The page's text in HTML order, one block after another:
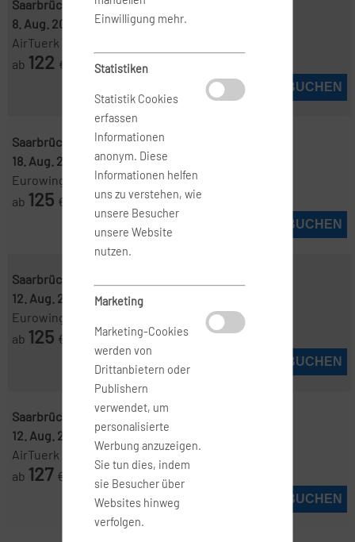
Saarbrücken ( SCN )-Mallorca ( PMI )
8. Aug. 2026
11. Aug. 2026
AirTuerk
ab 122 €
JETZT BUCHEN
Saarbrücken ( SCN )-Mallorca ( PMI )
18. Aug. 2026
19. Aug. 2026
Eurowings
ab 125 €
JETZT BUCHEN
Saarbrücken ( SCN )
12. Aug. 2026
19. Aug. 2026
Eurowings
ab 125 €
JETZT BUCHEN
Saarbrücken ( SCN )-Mallorca ( PMI )
12. Aug. 2026
19. Aug. 2026
AirTuerk
ab 127 €
JETZT BUCHEN
Einwilligung mehr.
Statistiken
Statistik Cookies
erfassen
Informationen
anonym. Diese
Informationen helfen
uns zu verstehen, wie
unsere Besucher
unsere Website
nutzen.
Marketing
Marketing-Cookies
werden von
Drittanbietern oder
Publishern
verwendet, um
personalisierte
Werbung anzuzeigen.
Sie tun dies, indem
sie Besucher über
Websites hinweg
verfolgen.